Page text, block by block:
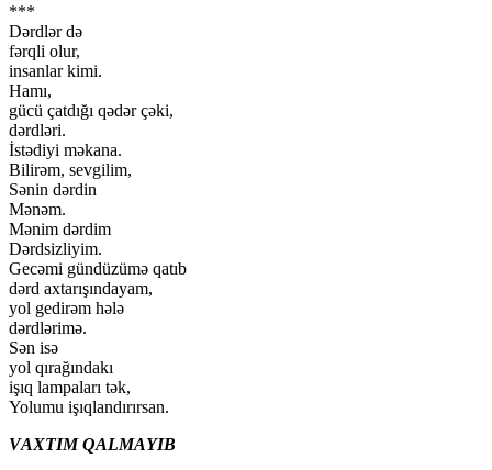
***
Dərdlər də
fərqli olur,
insanlar kimi.
Hamı,
gücü çatdığı qədər çəki,
dərdləri.
İstədiyi məkana.
Bilirəm, sevgilim,
Sənin dərdin
Mənəm.
Mənim dərdim
Dərdsizliyim.
Gecəmi gündüzümə qatıb
dərd axtarışındayam,
yol gedirəm hələ
dərdlərimə.
Sən isə
yol qırağındakı
işıq lampaları tək,
Yolumu işıqlandırırsan.
VАХTIM QАLMАYIB